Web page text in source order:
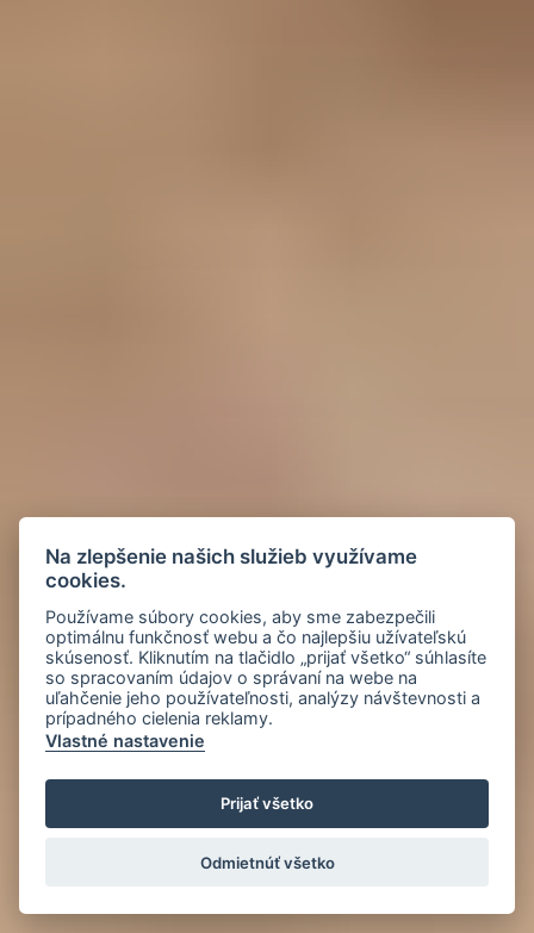
Na zlepšenie našich služieb využívame
cookies.
Používame súbory cookies, aby sme zabezpečili
optimálnu funkčnosť webu a čo najlepšiu užívateľskú
skúsenosť. Kliknutím na tlačidlo „prijať všetko“ súhlasíte
so spracovaním údajov o správaní na webe na
uľahčenie jeho používateľnosti, analýzy návštevnosti a
prípadného cielenia reklamy.
Vlastné nastavenie
Prijať všetko
Odmietnúť všetko